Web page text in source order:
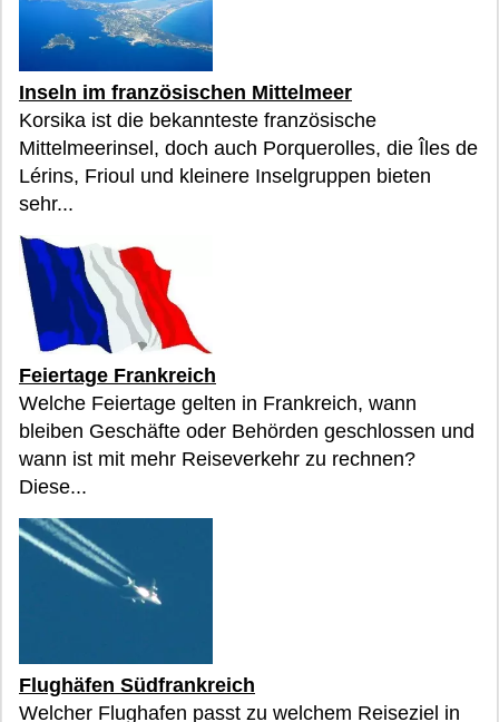
Inseln im französischen Mittelmeer
Korsika ist die bekannteste französische
Mittelmeerinsel, doch auch Porquerolles, die Îles de
Lérins, Frioul und kleinere Inselgruppen bieten
sehr...
Feiertage Frankreich
Welche Feiertage gelten in Frankreich, wann
bleiben Geschäfte oder Behörden geschlossen und
wann ist mit mehr Reiseverkehr zu rechnen?
Diese...
Flughäfen Südfrankreich
Welcher Flughafen passt zu welchem Reiseziel in